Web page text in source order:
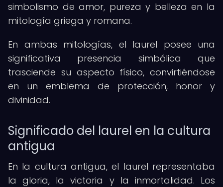
simbolismo de amor, pureza y belleza en la
mitología griega y romana.
En ambas mitologías, el laurel posee una
significativa presencia simbólica que
trasciende su aspecto físico, convirtiéndose
en un emblema de protección, honor y
divinidad.
Significado del laurel en la cultura
antigua
En la cultura antigua, el laurel representaba
la gloria, la victoria y la inmortalidad. Los